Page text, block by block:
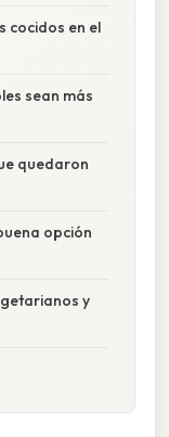
cocidos en el
sean más
quedaron
opción
y